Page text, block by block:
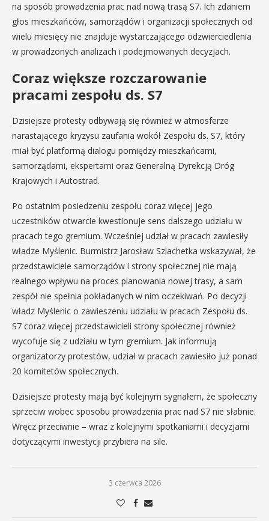
na sposób prowadzenia prac nad nową trasą S7. Ich zdaniem
głos mieszkańców, samorządów i organizacji społecznych od
wielu miesięcy nie znajduje wystarczającego odzwierciedlenia
w prowadzonych analizach i podejmowanych decyzjach.
Coraz większe rozczarowanie
pracami zespołu ds. S7
Dzisiejsze protesty odbywają się również w atmosferze
narastającego kryzysu zaufania wokół Zespołu ds. S7, który
miał być platformą dialogu pomiędzy mieszkańcami,
samorządami, ekspertami oraz Generalną Dyrekcją Dróg
Krajowych i Autostrad.
Po ostatnim posiedzeniu zespołu coraz więcej jego
uczestników otwarcie kwestionuje sens dalszego udziału w
pracach tego gremium. Wcześniej udział w pracach zawiesiły
władze Myślenic. Burmistrz Jarosław Szlachetka wskazywał, że
przedstawiciele samorządów i strony społecznej nie mają
realnego wpływu na proces planowania nowej trasy, a sam
zespół nie spełnia pokładanych w nim oczekiwań. Po decyzji
władz Myślenic o zawieszeniu udziału w pracach Zespołu ds.
S7 coraz więcej przedstawicieli strony społecznej również
wycofuje się z udziału w tym gremium. Jak informują
organizatorzy protestów, udział w pracach zawiesiło już ponad
20 komitetów społecznych.
Dzisiejsze protesty mają być kolejnym sygnałem, że społeczny
sprzeciw wobec sposobu prowadzenia prac nad S7 nie słabnie.
Wręcz przeciwnie – wraz z kolejnymi spotkaniami i decyzjami
dotyczącymi inwestycji przybiera na sile.
3 czerwca 2026